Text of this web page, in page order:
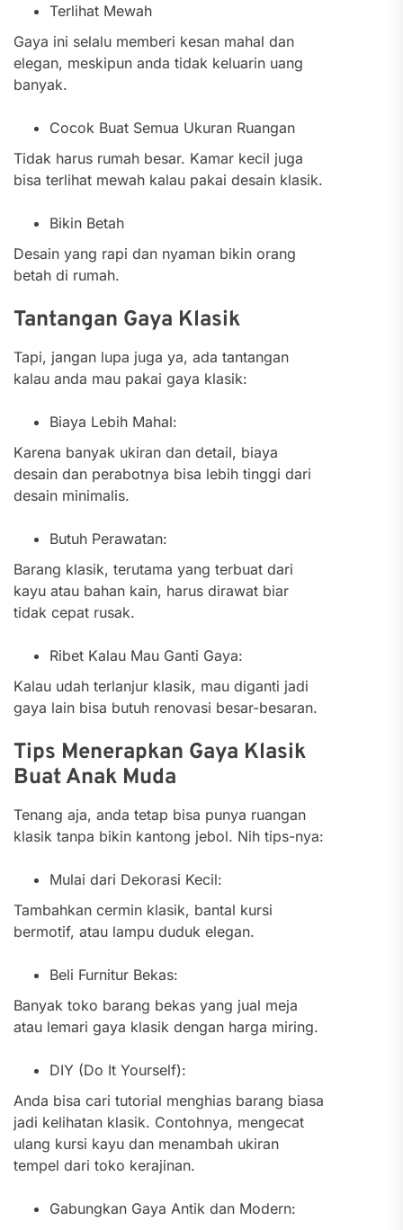
Terlihat Mewah
Gaya ini selalu memberi kesan mahal dan
elegan, meskipun anda tidak keluarin uang
banyak.
Cocok Buat Semua Ukuran Ruangan
Tidak harus rumah besar. Kamar kecil juga
bisa terlihat mewah kalau pakai desain klasik.
Bikin Betah
Desain yang rapi dan nyaman bikin orang
betah di rumah.
Tantangan Gaya Klasik
Tapi, jangan lupa juga ya, ada tantangan
kalau anda mau pakai gaya klasik:
Biaya Lebih Mahal:
Karena banyak ukiran dan detail, biaya
desain dan perabotnya bisa lebih tinggi dari
desain minimalis.
Butuh Perawatan:
Barang klasik, terutama yang terbuat dari
kayu atau bahan kain, harus dirawat biar
tidak cepat rusak.
Ribet Kalau Mau Ganti Gaya:
Kalau udah terlanjur klasik, mau diganti jadi
gaya lain bisa butuh renovasi besar-besaran.
Tips Menerapkan Gaya Klasik
Buat Anak Muda
Tenang aja, anda tetap bisa punya ruangan
klasik tanpa bikin kantong jebol. Nih tips-nya:
Mulai dari Dekorasi Kecil:
Tambahkan cermin klasik, bantal kursi
bermotif, atau lampu duduk elegan.
Beli Furnitur Bekas:
Banyak toko barang bekas yang jual meja
atau lemari gaya klasik dengan harga miring.
DIY (Do It Yourself):
Anda bisa cari tutorial menghias barang biasa
jadi kelihatan klasik. Contohnya, mengecat
ulang kursi kayu dan menambah ukiran
tempel dari toko kerajinan.
Gabungkan Gaya Antik dan Modern: